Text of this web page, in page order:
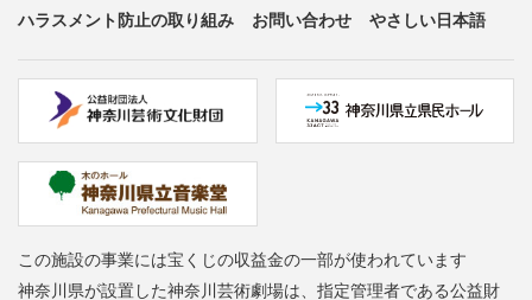
ハラスメント防止の取り組み
お問い合わせ やさしい日本語
この施設の事業には宝くじの収益金の一部が使われています
神奈川県が設置した神奈川芸術劇場は、指定管理者である公益財